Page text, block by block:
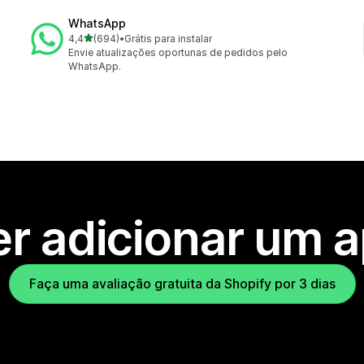
WhatsApp
4,4de 5 estrelas
(694)
694 avaliações ao todo
•Grátis para instalar
Envie atualizações oportunas de pedidos pelo
WhatsApp.
adicionar um
Faça uma avaliação gratuita da Shopify por 3 dias